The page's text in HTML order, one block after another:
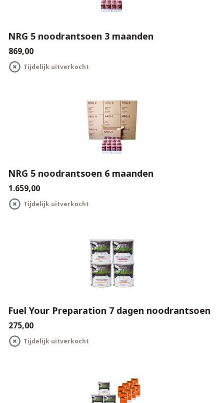
NRG 5 noodrantsoen 3 maanden
€869,00
Tijdelijk uitverkocht
NRG 5 noodrantsoen 6 maanden
€1.659,00
Tijdelijk uitverkocht
Fuel Your Preparation 7 dagen noodrantsoen
€275,00
Tijdelijk uitverkocht